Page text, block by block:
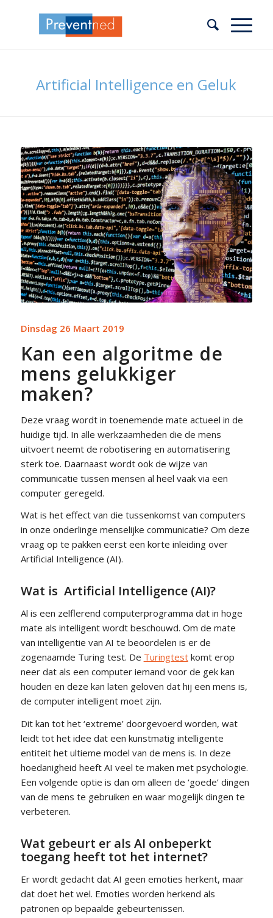
Artificial Intelligence en Geluk
Dinsdag 26 Maart 2019
Kan een algoritme de
mens gelukkiger
maken?
Deze vraag wordt in toenemende mate actueel in de
huidige tijd. In alle werkzaamheden die de mens
uitvoert neemt de robotisering en automatisering
sterk toe. Daarnaast wordt ook de wijze van
communicatie tussen mensen al heel vaak via een
computer geregeld.
Wat is het effect van die tussenkomst van computers
in onze onderlinge menselijke communicatie? Om deze
vraag op te pakken eerst een korte inleiding over
Artificial Intelligence (AI).
Wat is Artificial Intelligence (AI)?
Al is een zelflerend computerprogramma dat in hoge
mate als intelligent wordt beschouwd. Om de mate
van intelligentie van AI te beoordelen is er de
zogenaamde Turing test. De Turingtestkomt erop
neer dat als een computer iemand voor de gek kan
houden en deze kan laten geloven dat hij een mens is,
de computer intelligent moet zijn.
Dit kan tot het ‘extreme’ doorgevoerd worden, wat
leidt tot het idee dat een kunstmatig intelligente
entiteit het ultieme model van de mens is. In deze
hoedanigheid heeft AI veel te maken met psychologie.
Een volgende optie is dan om alleen de ‘goede’ dingen
van de mens te gebruiken en waar mogelijk dingen te
verbeteren.
Wat gebeurt er als AI onbeperkt
toegang heeft tot het internet?
Er wordt gedacht dat AI geen emoties herkent, maar
dat doet het wel. Emoties worden herkend als
patronen op bepaalde gebeurtenissen.